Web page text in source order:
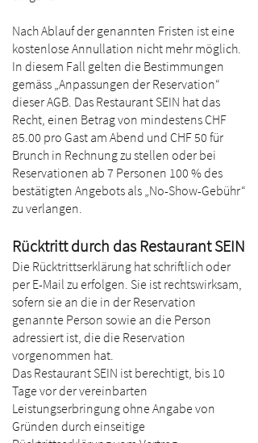
Nach Ablauf der genannten Fristen ist eine
kostenlose Annullation nicht mehr möglich.
In diesem Fall gelten die Bestimmungen
gemäss „Anpassungen der Reservation“
dieser AGB. Das Restaurant SEIN hat das
Recht, einen Betrag von mindestens CHF
85.00 pro Gast am Abend und CHF 50 für
Brunch in Rechnung zu stellen oder bei
Reservationen ab 7 Personen 100 % des
bestätigten Angebots als „No-Show-Gebühr“
zu verlangen.
Rücktritt durch das Restaurant SEIN
Die Rücktrittserklärung hat schriftlich oder
per E-Mail zu erfolgen. Sie ist rechtswirksam,
sofern sie an die in der Reservation
genannte Person sowie an die Person
adressiert ist, die die Reservation
vorgenommen hat.
Das Restaurant SEIN ist berechtigt, bis 10
Tage vor der vereinbarten
Leistungserbringung ohne Angabe von
Gründen durch einseitige